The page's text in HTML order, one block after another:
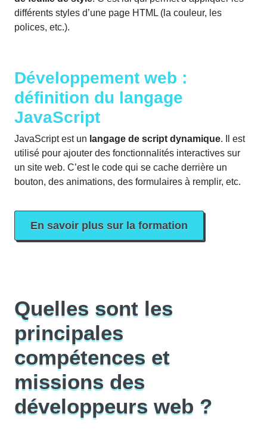
différents styles d’une page HTML (la couleur, les
polices, etc.).
Développement web :
définition du langage
JavaScript
JavaScript est un langage de script dynamique. Il est
utilisé pour ajouter des fonctionnalités interactives sur
un site web. C’est le code qui se cache derrière un
bouton, des animations, des formulaires à remplir, etc.
En savoir plus sur la formation
Quelles sont les
principales
compétences et
missions des
développeurs web ?